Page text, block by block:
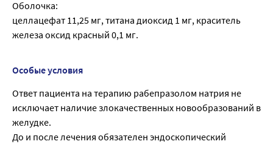
Оболочка:
целлацефат 11,25 мг, титана диоксид 1 мг, краситель
железа оксид красный 0,1 мг.
Особые условия
Ответ пациента на терапию рабепразолом натрия не
исключает наличие злокачественных новообразований в
желудке.
До и после лечения обязателен эндоскопический